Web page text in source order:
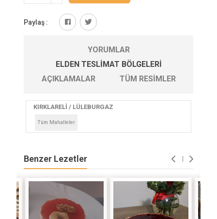
Paylaş :
YORUMLAR
ELDEN TESLIMAT BÖLGELERI
AÇIKLAMALAR
TÜM RESIMLER
KIRKLARELİ / LÜLEBURGAZ
Tüm Mahalleler
Benzer Lezetler